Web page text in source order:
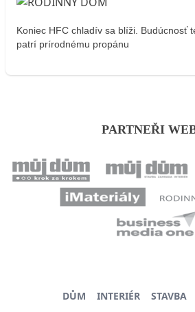
Koniec HFC chladív sa blíži. Budúcnosť
patrí prírodnému propánu
PARTNEŘI
DŮM INTERIÉR STAVBA